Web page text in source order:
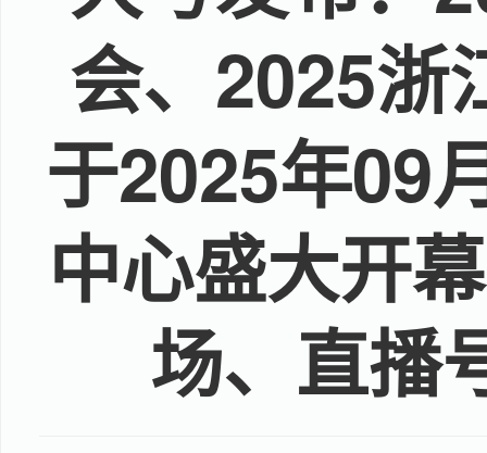
会、2025浙
于2025年09
中心盛大开
场、直播